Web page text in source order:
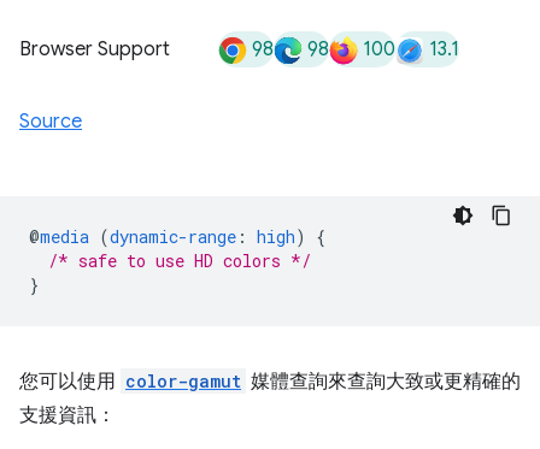
Browser Support 98 98 100 13.1
Source
@media (dynamic-range : high)
{
/* safe to use HD colors */
}
您可以使用 color-gamut 媒體查詢來查詢大致或更精確的
支援資訊：